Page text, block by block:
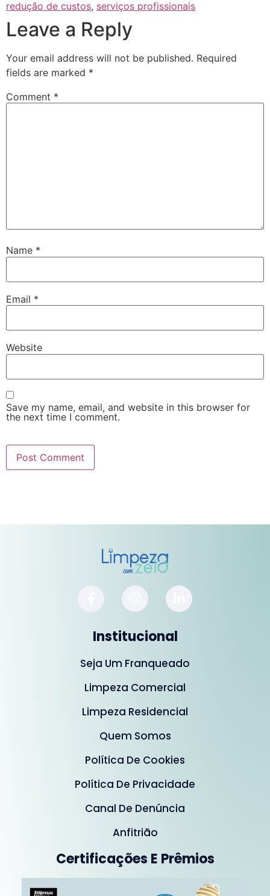
redução de custos, serviços profissionais
Leave a Reply
Your email address will not be published. Required
fields are marked *
Comment *
Name *
Email *
Website
Save my name, email, and website in this browser for
the next time I comment.
Institucional
Seja Um Franqueado
Limpeza Comercial
Limpeza Residencial
Quem Somos
Política De Cookies
Política De Privacidade
Canal De Denúncia
Anfitrião
Certificações E Prêmios